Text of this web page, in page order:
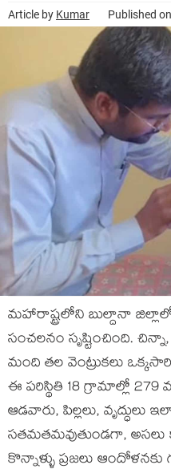
Article by Kumar Published
మహారాష్ట్రలోని బుల్దానా
సంచలనం సృష్టించింది.
మంది తల వెంట్రుకలు
ఈ పరిస్థితి 18 గ్రామాల్లో
ఆడవారు, పిల్లలు,
సతమతమవుతుండగా,
కొన్నాళ్ళు ప్రజలు ఆందోళనకు